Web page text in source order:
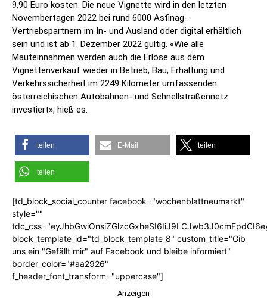
9,90 Euro kosten. Die neue Vignette wird in den letzten
Novembertagen 2022 bei rund 6000 Asfinag-
Vertriebspartnern im In- und Ausland oder digital erhältlich
sein und ist ab 1. Dezember 2022 gültig. «Wie alle
Mauteinnahmen werden auch die Erlöse aus dem
Vignettenverkauf wieder in Betrieb, Bau, Erhaltung und
Verkehrssicherheit im 2249 Kilometer umfassenden
österreichischen Autobahnen- und Schnellstraßennetz
investiert», hieß es.
teilen E-Mail teilen
teilen
[td_block_social_counter facebook="wochenblattneumarkt"
style=""
block_template_id="td_block_template_8" custom_title="Gib
uns ein "Gefällt mir" auf Facebook und bleibe informiert"
border_color="#aa2926"
f_header_font_transform="uppercase"]
-Anzeigen-